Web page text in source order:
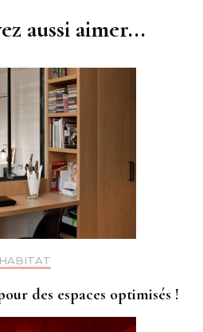
aussi aimer...
HABITAT
des espaces optimisés !